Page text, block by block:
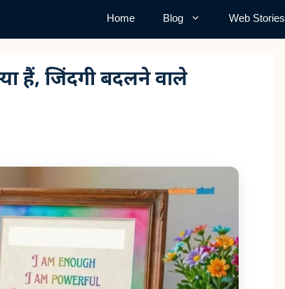
Home Blog Web Stories
हैं, जिंदगी बदलने वाले